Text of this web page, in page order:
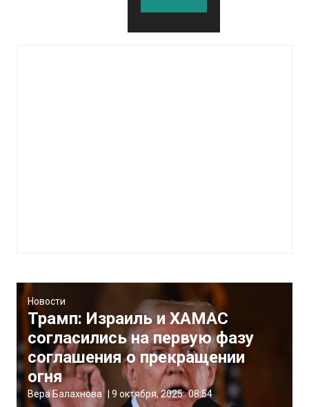
Новости
Трамп: Израиль и ХАМАС
согласились на первую фазу
соглашения о прекращении
огня
Вера Балахнова 9 октября, 2025 08:54